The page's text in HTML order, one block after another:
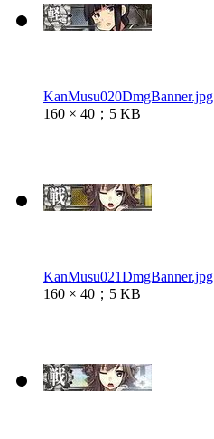
KanMusu020DmgBanner.jpg
160 × 40；5 KB
KanMusu021DmgBanner.jpg
160 × 40；5 KB